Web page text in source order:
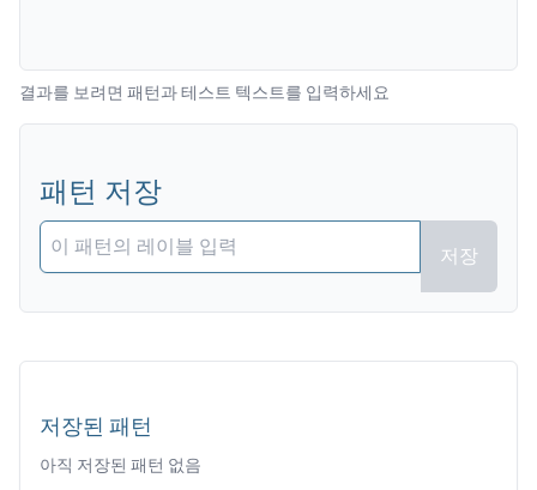
결과를 보려면 패턴과 테스트 텍스트를 입력하세요
패턴 저장
저장
저장된 패턴
아직 저장된 패턴 없음